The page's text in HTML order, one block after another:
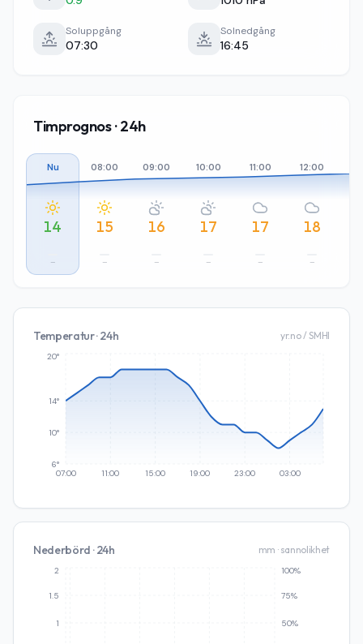
Soluppgång
07:30
Solnedgång
16:45
Timprognos · 24h
Nu
14
–
08:00
15
–
09:00
16
–
10:00
17
–
11:00
17
–
12:00
18
–
Temperatur · 24h yr.no / SMHI
07:00 11:00 15:00 19:00 23:00 03:00
6°
10°
14°
20°
Nederbörd · 24h mm · sannolikhet
1
1.5
2
50%
75%
100%